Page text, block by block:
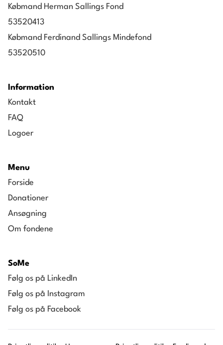
Købmand Herman Sallings Fond
53520413
Købmand Ferdinand Sallings Mindefond
53520510
Information
Kontakt
FAQ
Logoer
Menu
Forside
Donationer
Ansøgning
Om fondene
SoMe
Følg os på LinkedIn
Følg os på Instagram
Følg os på Facebook